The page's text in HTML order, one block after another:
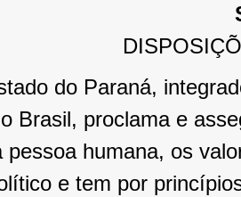
do Paraná,
Brasil, proclama e
pessoa humana, os
e tem por